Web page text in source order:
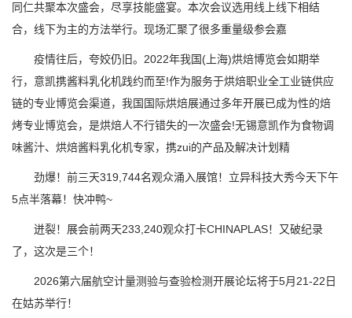
同仁共聚本次盛会，尽享技能盛宴。本次会议选用线上线下相结
合，线下为主的方法举行。现场汇聚了很多重量级参会嘉
疫情往后，夸姣仍旧。2022年我国(上海)烘焙博览会如期举
行，意凯携酱料乳化机践约而至!作为服务于烘焙职业全工业链供应
链的专业博览会渠道，我国国际烘焙展通过多年开展已成为性的焙
烤专业博览会，是烘焙人不行错失的一次盛会!无锡意凯作为食物调
味酱汁、烘焙酱料乳化机专家，携zui的产品及解决计划精
劲爆！前三天319,744名观众涌入展馆！立异科技大秀今天下午
5点半落幕！快冲鸭~
迸裂！展会前两天233,240观众打卡CHINAPLAS！又破纪录
了，这次是三个！
2026第六届航空计量测验与查验检测开展论坛将于5月21-22日
在姑苏举行！